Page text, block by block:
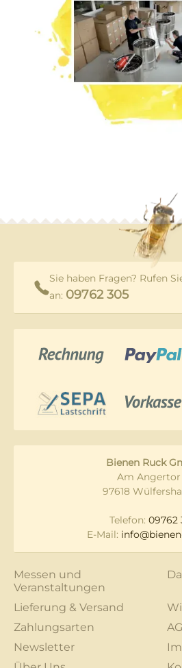
Sie haben Fragen? Rufen
an: 09762 305
Bienen Ruck
Am Angertor
97618
Telefon: 09762
E-Mail:
Messen und
Veranstaltungen
Lieferung & Versand
Zahlungsarten
Newsletter